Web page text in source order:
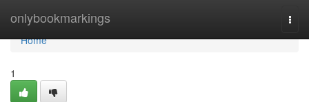
onlybookmarkings
Home
Home
1